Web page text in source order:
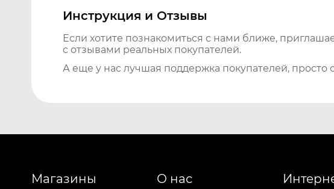
Инструкция и Отзывы
Если хотите познакомиться с нами ближе,
с отзывами реальных покупателей.
А еще у нас лучшая поддержка покупателей, просто
Магазины О нас